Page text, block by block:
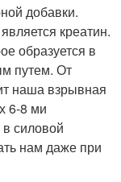
добавки.
креатин.
образуется в
путем. От
наша взрывная
6-8 ми
в силовой
нам даже при